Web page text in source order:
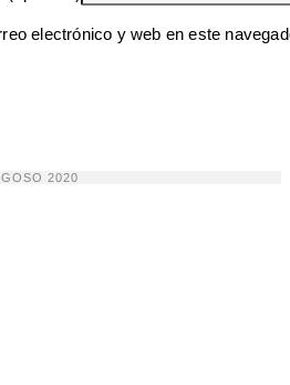
electrónico y web en este
2020